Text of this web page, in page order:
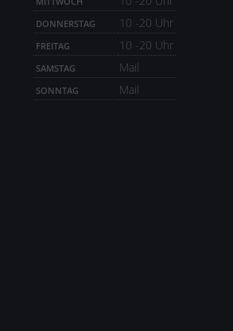
DONNERSTAG 10 -20 Uhr
FREITAG 10 -20 Uhr
SAMSTAG Mail
SONNTAG Mail